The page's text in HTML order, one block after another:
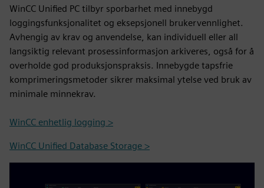
WinCC Unified PC tilbyr sporbarhet med innebygd
loggingsfunksjonalitet og eksepsjonell brukervennlighet.
Avhengig av krav og anvendelse, kan individuell eller all
langsiktig relevant prosessinformasjon arkiveres, også for å
overholde god produksjonspraksis. Innebygde tapsfrie
komprimeringsmetoder sikrer maksimal ytelse ved bruk av
minimale minnekrav.
WinCC enhetlig logging >
WinCC Unified Database Storage >